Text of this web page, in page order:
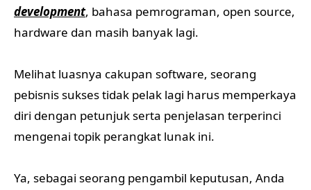
development, bahasa pemrograman, open source,
hardware dan masih banyak lagi.
Melihat luasnya cakupan software, seorang
pebisnis sukses tidak pelak lagi harus memperkaya
diri dengan petunjuk serta penjelasan terperinci
mengenai topik perangkat lunak ini.
Ya, sebagai seorang pengambil keputusan, Anda